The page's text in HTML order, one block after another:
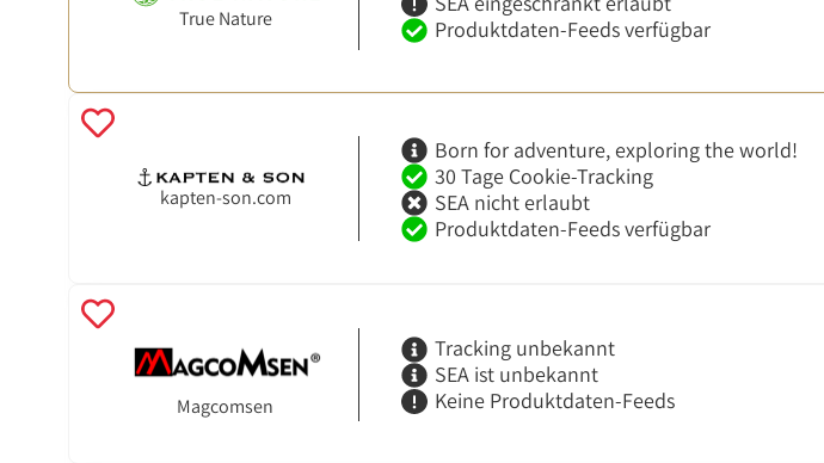
True Nature
Produktdaten-Feeds verfügbar
kapten-son.com
Born for adventure, exploring the world!
30 Tage Cookie-Tracking
SEA nicht erlaubt
Produktdaten-Feeds verfügbar
Magcomsen
Tracking unbekannt
SEA ist unbekannt
Keine Produktdaten-Feeds